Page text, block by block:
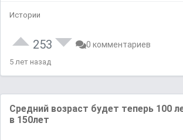
Истории
253 0 комментариев
5 лет назад
Средний возраст будет теперь 100
в 150лет